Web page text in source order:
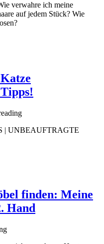
verwahre ich meine
auf jedem Stück? Wie
| UNBEAUFTRAGTE
finden: Meine
Hand